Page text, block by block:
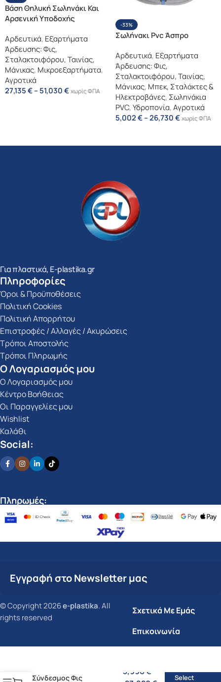
Βάση Θηλυκή Σωληνάκι Και
Αρσενική Υποδοχής
Αρδευτικά, Εξαρτήματα
Άρδευσης: Φις,
Σταλακτοιφόρου, Ταινίας,
Μάνικας, Μικροεξαρτήματα,
Αγροτικά
27,135€–51,030€χωρίς ΦΠΑ
-33%
Σωλήνακι Pvc Άσπρο
Αρδευτικά, Εξαρτήματα
Άρδευσης: Φις,
Σταλακτοιφόρου, Ταινίας,
Μάνικας, Μπεκ, Σταλάκτες &
Ηλεκτροβάνες, Σωληνάκια
PVC,Υδροπονία,Αγροτικά
5,002€–26,730€χωρίς ΦΠΑ
Για πλαστικά, E-plastika.gr
Πληροφορίες
Όροι & Προϋποθέσεις
Πολιτική Cookies
Πολιτική Απορρήτου
Επιστροφές / Αλλαγές / Ακυρώσεις
Τρόποι Αποστολής
Τρόποι Πληρωμής
Ο Λογαριασμός μου
Ο Λογαριασμός μου
Κέντρο Βοήθειας
Οι Παραγγελίες μου
Wishlist
Καλάθι
Social:
Πληρωμές:
Εγγραφή στο Newsletter μας
© Copyright 2026e-plastika. All
rights reserved
Σχετικά Με Εμάς
Επικοινωνία
Σύνδεσμος Φις
3,990€
Select